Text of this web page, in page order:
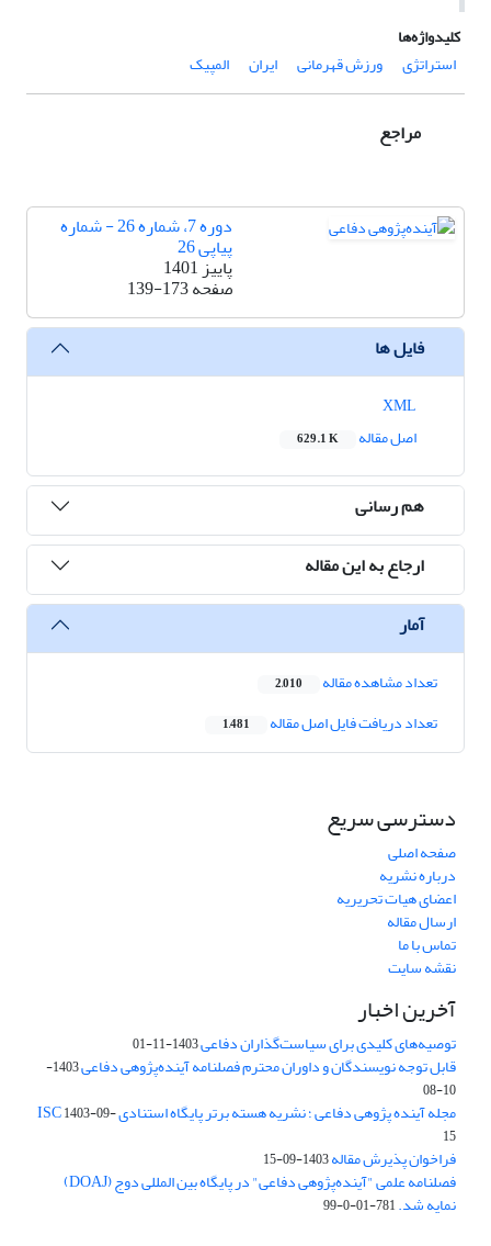
کلیدواژه‌ها
استراتژی
ورزش قهرمانی ایران المپیک
مراجع
دوره 7، شماره 26 - شماره
پیاپی 26
پاییز 1401
صفحه139-173
فایل ها
اصل مقاله
629.1 K
هم رسانی
ارجاع به این مقاله
آمار
تعداد مشاهده مقاله 2,010
تعداد دریافت فایل اصل مقاله 1,481
دسترسی سریع
صفحه اصلی
درباره نشریه
اعضای هیات تحریریه
ارسال مقاله
تماس با ما
نقشه سایت
آخرین اخبار
توصیه‌های کلیدی برای سیاست‌گذاران دفاعی1403-11-01
قابل توجه نویسندگان و داوران محترم فصلنامه آینده‌پژوهی دفاعی
1403-
10-08
مجله آینده پژوهی دفاعی ؛ نشریه هسته برتر پایگاه استنادی ISC1403-09-
15
فراخوان پذیرش مقاله1403-09-15
فصلنامه علمی "آینده‌پژوهی دفاعی" در پایگاه بین المللی دوج (DOAJ)
نمایه شد.781-01-0-99